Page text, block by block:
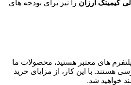
گیمینگ ارزان را نیز برای بودجه های
پلتفرم های معتبر هستید، محصولات ما
هستند. با این کار، از مزایای خرید
خواهید شد.